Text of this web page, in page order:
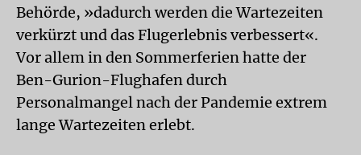
Behörde, »dadurch werden die Wartezeiten
verkürzt und das Flugerlebnis verbessert«.
Vor allem in den Sommerferien hatte der
Ben-Gurion-Flughafen durch
Personalmangel nach der Pandemie extrem
lange Wartezeiten erlebt.